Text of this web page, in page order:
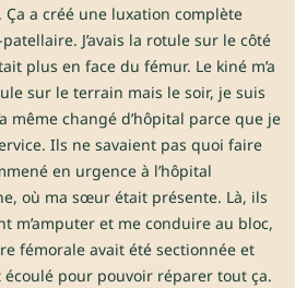
Ça a créé une luxation complète
J’avais la rotule sur le côté
plus en face du fémur. Le kiné m’a
sur le terrain mais le soir, je suis
même changé d’hôpital parce que je
Ils ne savaient pas quoi faire
en urgence à l’hôpital
où ma sœur était présente. Là, ils
m’amputer et me conduire au bloc,
fémorale avait été sectionnée et
écoulé pour pouvoir réparer tout ça.